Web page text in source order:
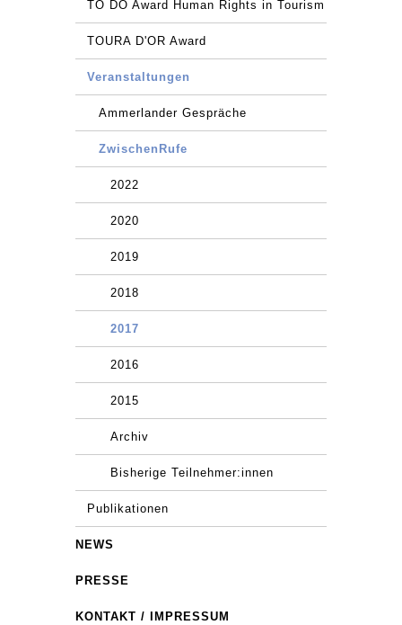
TO DO Award Human Rights in Tourism
TOURA D'OR Award
Veranstaltungen
Ammerlander Gespräche
ZwischenRufe
2022
2020
2019
2018
2017
2016
2015
Archiv
Bisherige Teilnehmer:innen
Publikationen
NEWS
PRESSE
KONTAKT / IMPRESSUM